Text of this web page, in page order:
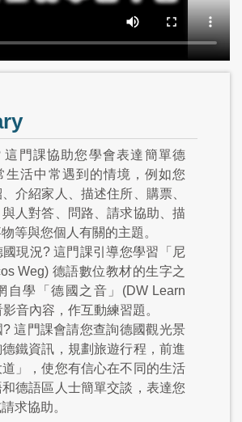
這門課協助您學會表達簡單德
生活中常遇到的情境，例如您
介紹家人、描述住所、購票、
人對答、問路、請求協助、描
等與您個人有關的主題。
現況? 這門課引導您學習「尼
Weg) 德語數位教材的生字之
自學「德國之音」(DW Learn
音內容，作互動練習題。
這門課會請您查詢德國觀光景
鐵資訊，規劃旅遊行程，前進
道」，使您有信心在不同的生活
德語區人士簡單交談，表達您
求協助。